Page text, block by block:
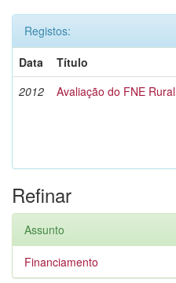
Registos:
Data
Título
2012
Avaliação do FNE Rural
Refinar
Assunto
Financiamento